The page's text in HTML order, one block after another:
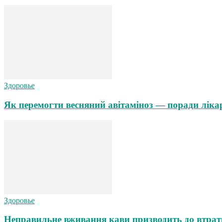
Здоровье
Як перемогти весняний авітаміноз — поради
Здоровье
Неправильне вживання кави призводить до